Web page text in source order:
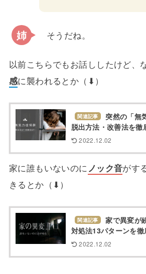
そうだね。
以前こちらでもお話ししたけど、
感に襲われるとか（⬇︎）
関連記事
突然の「無
脱出方法・改善法を徹
2022.12.02
家に誰もいないのにノック音がす
きるとか（⬇︎）
関連記事
家で異変が
対処法13パターンを徹
2022.12.02